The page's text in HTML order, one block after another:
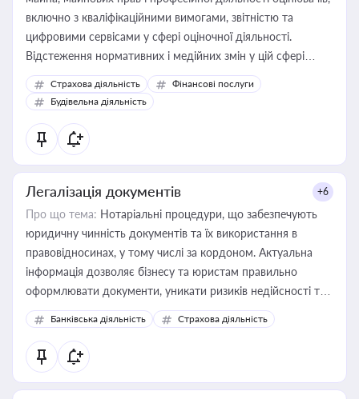
включно з кваліфікаційними вимогами, звітністю та
цифровими сервісами у сфері оціночної діяльності.
Відстеження нормативних і медійних змін у цій сфері
корисне для власника бізнесу, керівника, юриста або
бухгалтера під час оподаткування, приватизації, оренди
державного майна, корпоративних угод і перевірки
статусу суб'єктів оціночної діяльності
Страхова діяльність
Фінансові послуги
Будівельна діяльність
Легалізація документів +6
Про що тема: Нотаріальні процедури, що забезпечують
юридичну чинність документів та їх використання в
правовідносинах, у тому числі за кордоном. Актуальна
інформація дозволяє бізнесу та юристам правильно
оформлювати документи, уникати ризиків недійсності та
забезпечувати їх належне прийняття органами влади та
контрагентами
Банківська діяльність Страхова діяльність